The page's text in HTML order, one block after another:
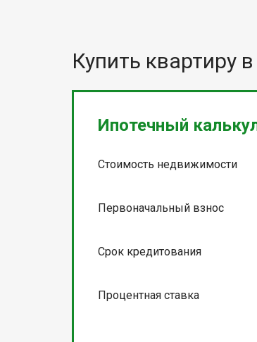
Купить квартиру
Ипотечный
Стоимость недвижимости
Первоначальный взнос
Срок кредитования
Процентная ставка